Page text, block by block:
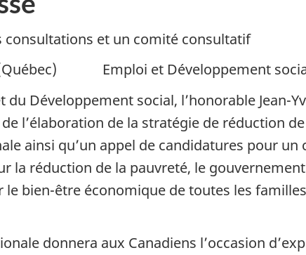
consultations et un comité consultatif
Emploi et Développement social
Développement social, l’honorable Jean-
l’élaboration de la stratégie de réduction
ainsi qu’un appel de candidatures pour
la réduction de la pauvreté, le
bien-être économique de toutes les
donnera aux Canadiens l’occasion